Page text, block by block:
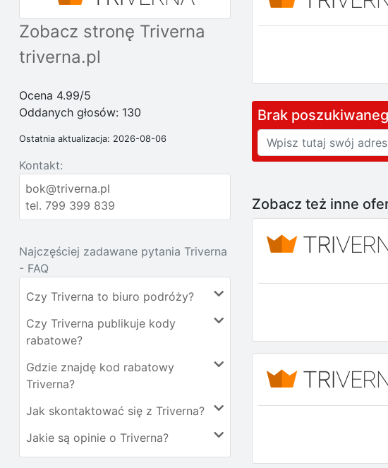
Zobacz stronę Triverna
triverna.pl
Ocena 4.99/5
Oddanych głosów: 130
Ostatnia aktualizacja: 2026-08-06
Kontakt:
bok@triverna.pl
tel. 799 399 839
Najczęściej zadawane pytania Triverna
- FAQ
Czy Triverna to biuro podróży?
Czy Triverna publikuje kody
rabatowe?
Gdzie znajdę kod rabatowy
Triverna?
Jak skontaktować się z Triverna?
Jakie są opinie o Triverna?
Brak
Zobacz też inne